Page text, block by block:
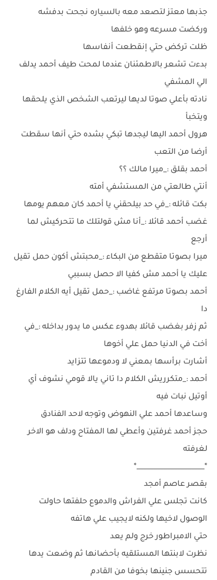
جذبها معتز لتصعد معه بالسياره نجحت بدفشه
وركضت مسرعه وهو خلفها
ظلت تركض حتي إنقطعت أنفاسها
بدءت تشعر بالاطمئنان عندما لمحت طيف أحمد يدلف
الي المشفي
نادته بأعلي صوتا لديها ليرتعب الشخص الذي يلحقها
ويتخبأ
هرول أحمد اليها ليجدها تبكي بشده حتي أنها سقطت
أرضا من التعب
أحمد بقلق :_ميرا مالك ؟؟
أنتي طالعتي من المستشفي أمته
بكت قائله :_في حد بيلحقني يا أحمد كان معهم يومها
غضب أحمد قائلا :_أنا مش قولتلك ما تتحركيش لما
أرجع
ميرا بصوتا متقطع من البكاء :_محبتش أكون حمل تقيل
عليك يا أحمد مش كفيا الا حصل بسببي
أحمد بصوتا مرتفع غاضب :_حمل تقيل أيه الكلام الفارغ
دا
ثم زفر بغضب قائلا بهدوء عكس ما يدور بداخله :_في
أخت في الدنيا حمل علي أخوها
أشارت برأسها بمعني لا ودموعها تتزايد
أحمد :_متكرريش الكلام دا تاني يالا قومي نشوف أي
أوتيل نبات فيه
وساعدها أحمد علي النهوض وتوجه لاحد الفنادق
حجز أحمد غرفتين وأعطي لها المفتاح ودلف هو الاخر
لغرفته
*____________________*
بقصر عاصم أمجد
كانت تجلس علي الفراش والدموع حلفتها حاولت
الوصول لاخيها ولكنه لايجيب علي هاتفه
حتي الامبراطور خرج ولم يعد
نظرت لابنتها المستلقيه بأحضانها ثم وضعت يدها
تتحسس جنينها بخوفا من القادم